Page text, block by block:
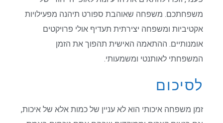
משפחתכם. משפחה שאוהבת ספורט תיהנה מפעילויות
אקטיביות ומשפחה יצירתית תעדיף אולי פרויקטים
אומנותיים. ההתאמה האישית תהפוך את הזמן
המשפחתי לאותנטי ומשמעותי.
לסיכום
זמן משפחה איכותי הוא לא עניין של כמות אלא של איכות,